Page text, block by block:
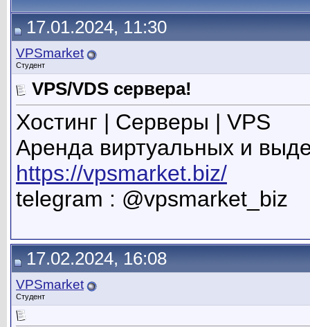
17.01.2024, 11:30
VPSmarket
Студент
VPS/VDS сервера!
Хостинг | Серверы | VPS
Аренда виртуальных и
https://vpsmarket.biz/
telegram : @vpsmarket_biz
17.02.2024, 16:08
VPSmarket
Студент